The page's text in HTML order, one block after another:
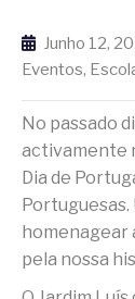
Junho 12,
Eventos,
No passado
activamente
Dia de
homenagear
pela nossa